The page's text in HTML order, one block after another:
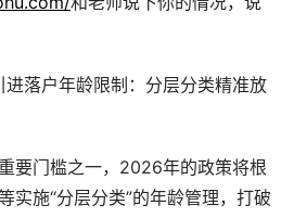
落户年龄限制：分层分类精准放
要门槛之一，2026年的政策将根
实施“分层分类”的年龄管理，打破